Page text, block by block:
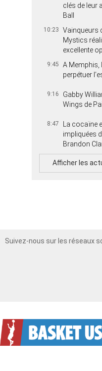
clés de leur
Ball
10:23
Vainqueurs
Mystics
excellente
9:45
A Memphis,
perpétuer
9:16
Gabby
Wings de
8:47
La cocaïne
impliquées
Brandon
Afficher les
Suivez-nous sur les réseaux